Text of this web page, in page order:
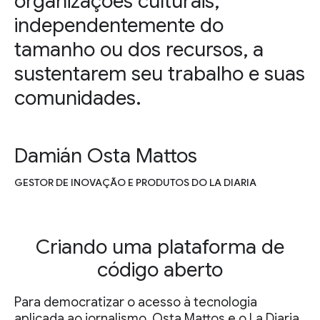
independentemente do
tamanho ou dos recursos, a
sustentarem seu trabalho e suas
comunidades.
Damián Osta Mattos
GESTOR DE INOVAÇÃO E PRODUTOS DO LA DIARIA
Criando uma plataforma de
código aberto
Para democratizar o acesso à tecnologia